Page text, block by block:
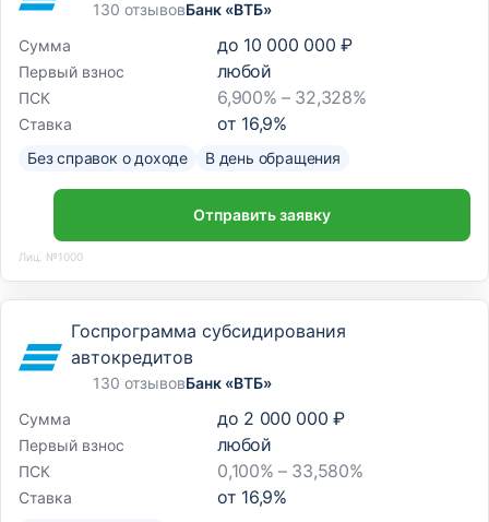
130 отзывовБанк «ВТБ»
Сумма
до 10 000 000 ₽
Первый взнос любой
ПСК 6,900% – 32,328%
Ставка от 16,9%
Без справок о доходе В день обращения
Отправить заявку
Лиц. №1000
Госпрограмма субсидирования
автокредитов
130 отзывовБанк «ВТБ»
Сумма
до 2 000 000 ₽
Первый взнос любой
ПСК 0,100% – 33,580%
Ставка от 16,9%